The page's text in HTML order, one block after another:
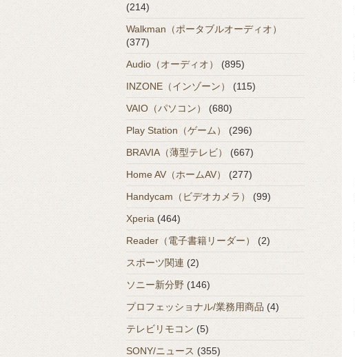
(214)
Walkman（ポータブルオーディオ）
(377)
Audio（オーディオ）
(895)
INZONE（インゾーン）
(115)
VAIO（パソコン）
(680)
Play Station（ゲーム）
(296)
BRAVIA（薄型テレビ）
(667)
Home AV（ホームAV）
(277)
Handycam（ビデオカメラ）
(99)
Xperia (464)
Reader（電子書籍リーダー）
(2)
スポーツ関連 (2)
ソニー新分野 (146)
プロフェッショナル/業務用商品 (4)
テレビリモコン (5)
SONY/ニュース (355)